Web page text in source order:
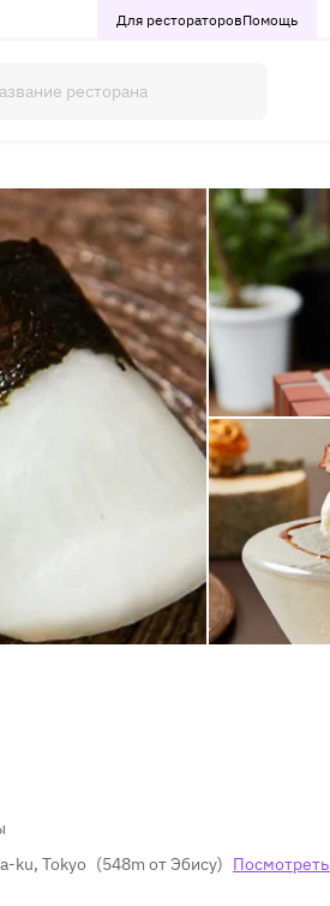
Для рестораторовПомощь
ku, Tokyo (548m от Эбису) Посмотреть